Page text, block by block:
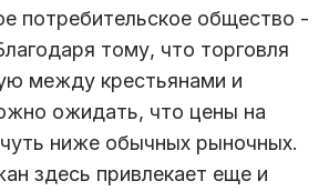
потребительское общество -
тому, что торговля
между крестьянами и
ожидать, что цены на
ниже обычных рыночных.
здесь привлекает еще и